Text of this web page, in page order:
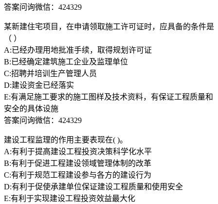
答案问询微信：424329
某新建住宅项目，在申请领取施工许可证时，应具备的条件是
（ ）
A:已经办理用地批准手续，取得规划许可证
B:已经确定建筑施工企业及监理单位
C:招聘并培训生产管理人员
D:建设资金已经落实
E:有满足施工要求的施工图样及技术资料，有保证工程质量和
安全的具体设施
答案问询微信：424329
建设工程监理的作用主要表现在( )。
A:有利于提高建设工程投资决策科学化水平
B:有利于促进工程建设领域管理体制的改革
C:有利于规范工程建设参与各方的建设行为
D:有利于促使承建单位保证建设工程质量和使用安全
E:有利于实现建设工程投资效益最大化